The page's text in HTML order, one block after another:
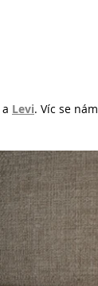
a Levi. Víc se